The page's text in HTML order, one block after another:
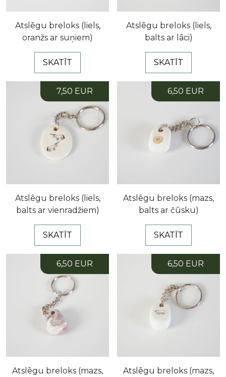
Atslēgu breloks (liels,
oranžs ar suņiem)
SKATĪT
Atslēgu breloks (liels,
balts ar lāci)
SKATĪT
7,50 EUR
Atslēgu breloks (liels,
balts ar vienradžiem)
SKATĪT
6,50 EUR
Atslēgu breloks (mazs,
balts ar čūsku)
SKATĪT
6,50 EUR
Atslēgu breloks (mazs,
6,50 EUR
Atslēgu breloks (mazs,